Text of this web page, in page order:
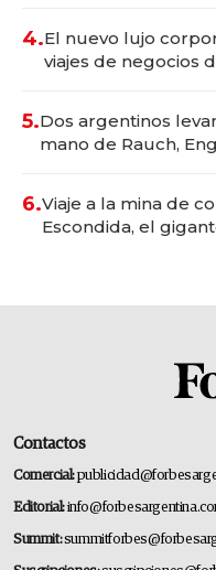
4.El nuevo lujo
viajes de negocios
5.Dos argentinos
mano de Rauch,
6.Viaje a la mina de
Escondida, el
Contactos
Comercial:
Editorial:
Summit: